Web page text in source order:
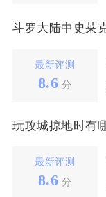
斗罗大陆中史莱
最新评测
8.6 分
最新评测
8.6 分